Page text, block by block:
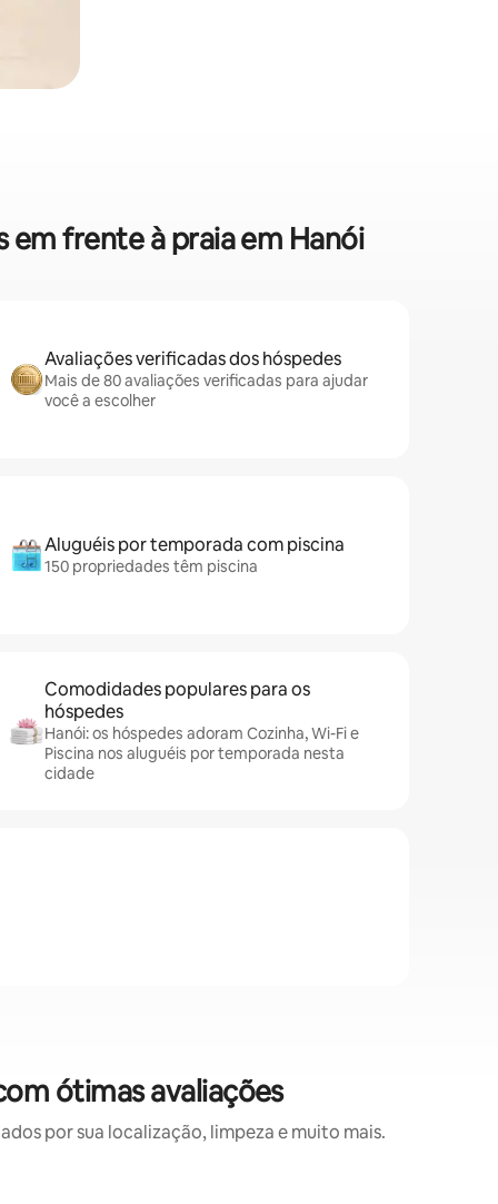
frente à praia em Hanói
Avaliações verificadas dos hóspedes
Mais de 80 avaliações verificadas para ajudar
você a escolher
Aluguéis por temporada com piscina
150 propriedades têm piscina
Comodidades populares para os
hóspedes
Hanói: os hóspedes adoram Cozinha, Wi-Fi e
Piscina nos aluguéis por temporada nesta
cidade
ótimas avaliações
por sua localização, limpeza e muito mais.